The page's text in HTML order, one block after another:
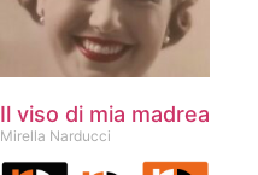
Il viso di mia madrea
Mirella Narducci